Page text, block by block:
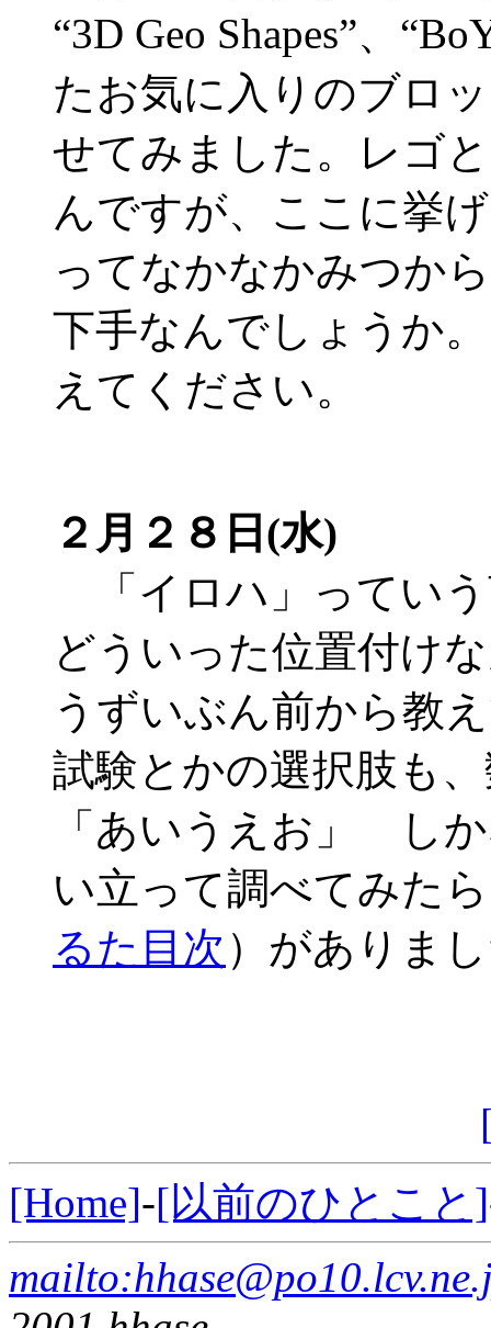
“3D Geo Shapes”、
たお気に入りのブロ
せてみました。レゴ
んですが、ここに挙
ってなかなかみつか
下手なんでしょうか
えてください。
２月２８日(水)
「イロハ」ってい
どういった位置付け
うずいぶん前から教
試験とかの選択肢も
「あいうえお」 し
い立って調べてみた
るた目次 ）がありま
[Home]-[以前のひとこと]